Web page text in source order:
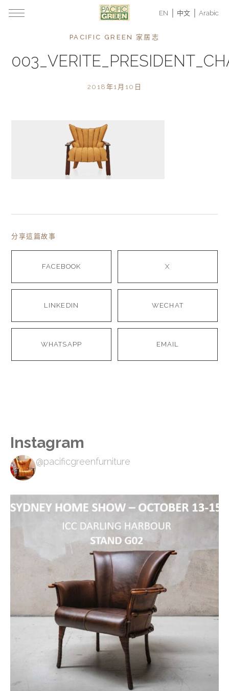
EN 中文 Arabic
PACIFIC GREEN 家居志
2018年1月10日
分享這篇故事
FACEBOOK X
LINKEDIN WECHAT
WHATSAPP EMAIL
Instagram
@pacificgreenfurniture